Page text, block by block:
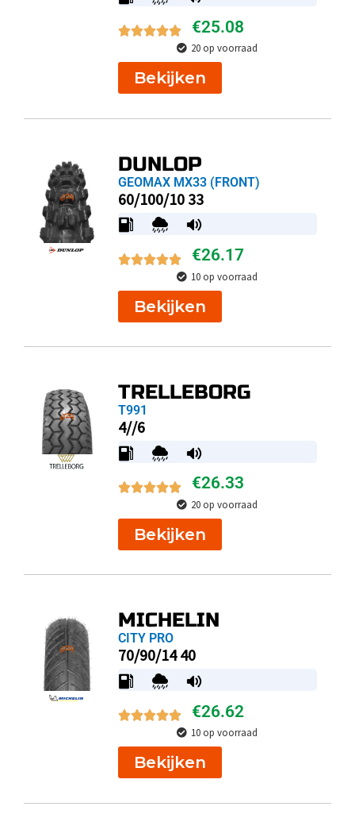
€25.08
20 op voorraad
Bekijken
DUNLOP
GEOMAX MX33 (FRONT)
60/100/10 33
€26.17
10 op voorraad
Bekijken
TRELLEBORG
T991
4//6
€26.33
20 op voorraad
Bekijken
MICHELIN
CITY PRO
70/90/14 40
€26.62
10 op voorraad
Bekijken